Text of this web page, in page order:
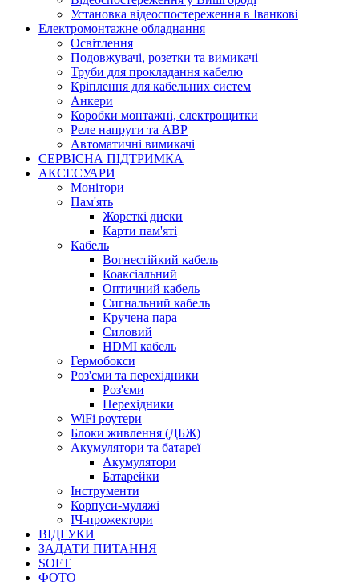
Установка відеоспостереження в Іванкові
Електромонтажне обладнання
Освітлення
Подовжувачі, розетки та вимикачі
Труби для прокладання кабелю
Кріплення для кабельних систем
Анкери
Коробки монтажні, електрощитки
Реле напруги та АВР
Автоматичні вимикачі
СЕРВІСНА ПІДТРИМКА
АКСЕСУАРИ
Монітори
Пам'ять
Жорсткі диски
Карти пам'яті
Кабель
Вогнестійкий кабель
Коаксіальний
Оптичний кабель
Сигнальний кабель
Кручена пара
Силовий
HDMI кабель
Гермобокси
Роз'єми та перехідники
Роз'єми
Перехідники
WiFi роутери
Блоки живлення (ДБЖ)
Акумулятори та батареї
Акумулятори
Батарейки
Інструменти
Корпуси-муляжі
ІЧ-прожектори
ВІДГУКИ
ЗАДАТИ ПИТАННЯ
SOFT
ФОТО